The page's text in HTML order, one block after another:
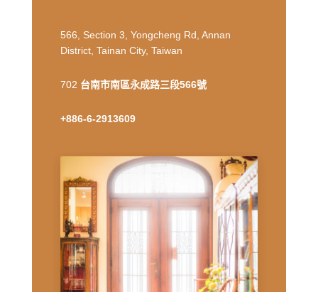
566, Section 3, Yongcheng Rd, Annan
District, Tainan City, Taiwan
702 台南市南區永成路三段566號
+886-6-2913609